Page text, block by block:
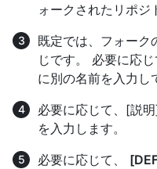
ォークされたリポジ
既定では、フォーク
じです。 必要に応
に別の名前を入力し
必要に応じて、[説
を入力します。
必要に応じて、